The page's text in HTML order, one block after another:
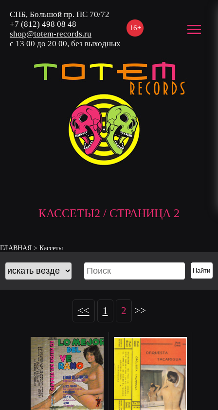
16+
СПБ, Большой пр. ПС 70/72
+7 (812) 498 08 48
shop@totem-records.ru
с 13 00 до 20 00, без выходных
КАССЕТЫ2 / СТРАНИЦА 2
ГЛАВНАЯ > Кассеты
<< 1 2 >>